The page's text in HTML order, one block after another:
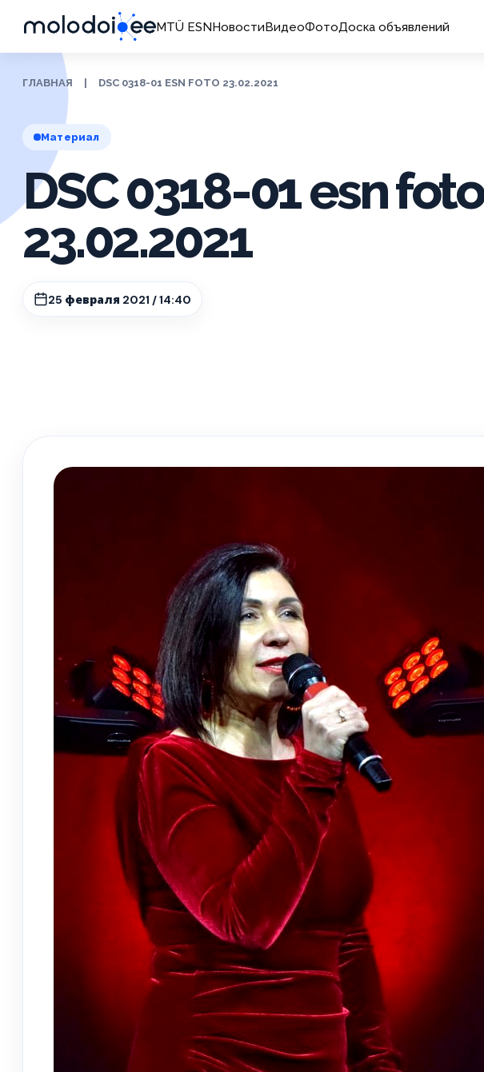
MTÜ ESNНовостиВидеоФотоДоска объявлений
ГЛАВНАЯ DSC 0318-01 ESN FOTO 23.02.2021
Материал
DSC 0318-01 esn foto
23.02.2021
25 февраля 2021 / 14:40